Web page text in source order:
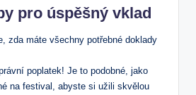
pro úspěšný vklad
zda ‍máte všechny potřebné⁤ doklady
poplatek! ⁤Je to podobné, ⁢jako​
na ⁢festival, abyste si užili skvělou